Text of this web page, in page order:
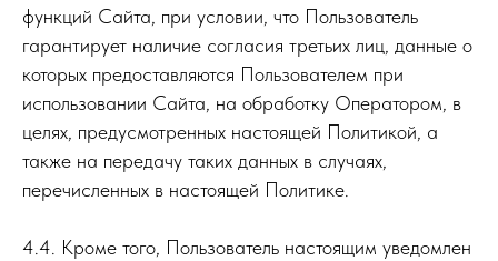
функций Сайта, при условии, что Пользователь
гарантирует наличие согласия третьих лиц, данные о
которых предоставляются Пользователем при
использовании Сайта, на обработку Оператором, в
целях, предусмотренных настоящей Политикой, а
также на передачу таких данных в случаях,
перечисленных в настоящей Политике.
4.4. Кроме того, Пользователь настоящим уведомлен